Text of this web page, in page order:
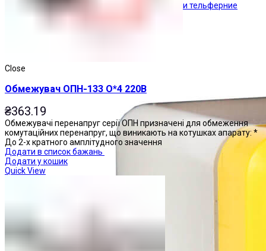
Пости тельферние
Close
Обмежувач ОПН-133 О*4 220В
₴363.19
Обмежувачі перенапруг серії ОПН призначені для обмеження
комутаційних перенапруг, що виникають на котушках апарату: *
До 2-х кратного амплітудного значення
Додати в список бажань
Додати у кошик
Quick View